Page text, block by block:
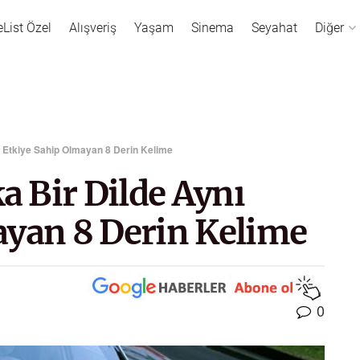
Özel Alışveriş Yaşam Sinema Seyahat Diğer
Sahip Olmayan 8 Derin Kelime
Bir Dilde Aynı
8 Derin Kelime
0